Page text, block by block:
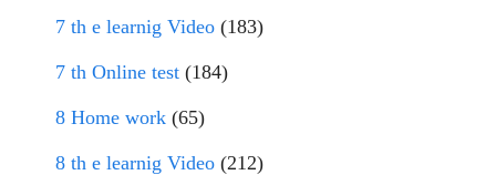
7 th e learnig Video (183)
7 th Online test (184)
8 Home work (65)
8 th e learnig Video (212)